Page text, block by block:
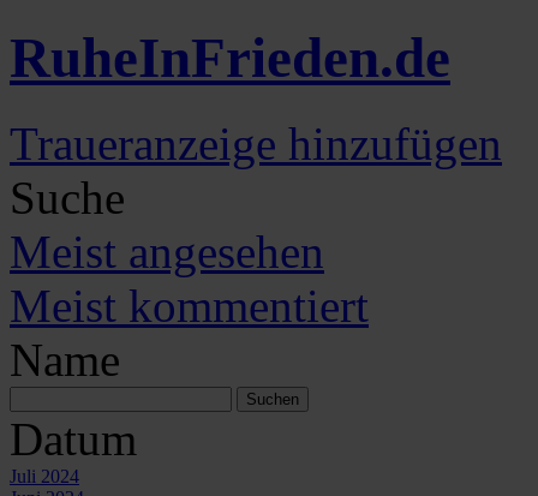
RuheInFrieden.de
Traueranzeige hinzufügen
Suche
Meist angesehen
Meist kommentiert
Name
Datum
Juli 2024